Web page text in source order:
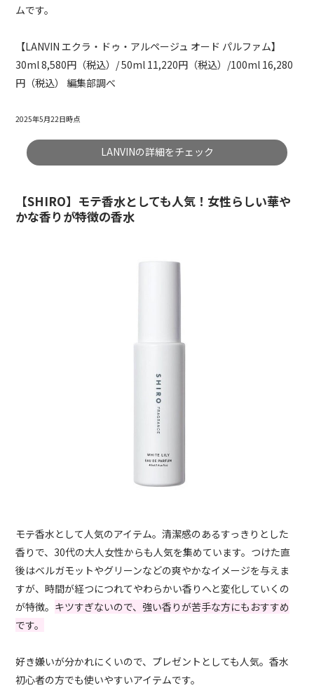
ムです。
【LANVIN エクラ・ドゥ・アルページュ オード パルファム】
30ml 8,580円（税込）/ 50ml 11,220円（税込）/100ml 16,280
円（税込） 編集部調べ
2025年5月22日時点
LANVINの詳細をチェック
【SHIRO】モテ香水としても人気！女性らしい華や
かな香りが特徴の香水
モテ香水として人気のアイテム。清潔感のあるすっきりとした
香りで、30代の大人女性からも人気を集めています。つけた直
後はベルガモットやグリーンなどの爽やかなイメージを与えま
すが、時間が経つにつれてやわらかい香りへと変化していくの
が特徴。 キツすぎないので、強い香りが苦手な方にもおすすめ
です。
好き嫌いが分かれにくいので、プレゼントとしても人気。香水
初心者の方でも使いやすいアイテムです。